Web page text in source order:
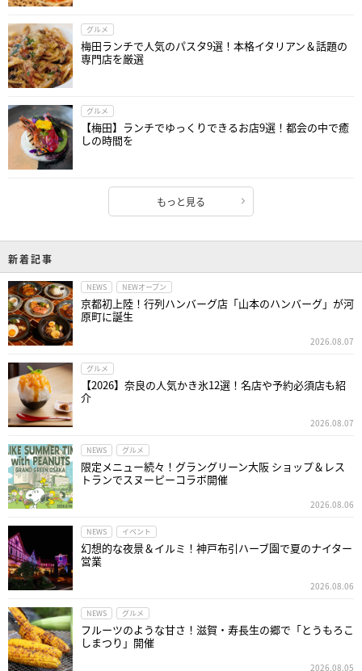
グルメ
梅田ランチで人気のパスタ9選！本格イタリアン＆話題の
専門店を厳選
グルメ
【梅田】ランチでゆっくりできるお店9選！都会の中で癒
しの時間を
もっと見る
新着記事
NEWS NEWオープン
京都初上陸！行列ハンバーグ店「山本のハンバーグ」が河
原町に誕生
2026.08.07
グルメ
【2026】奈良の人気かき氷12選！名店や予約必須店も紹
介
2026.08.07
NEWS グルメ
限定メニュー続々！グラングリーン大阪 ショップ＆レス
トランでスヌーピーコラボ開催
2026.08.06
NEWS イベント
幻想的な夜景＆イルミ！神戸布引ハーブ園で夏のナイター
営業
2026.08.06
NEWS グルメ
フルーツのような甘さ！滋賀・寿長生の郷で「とうもろこ
しまつり」開催
2026.08.05